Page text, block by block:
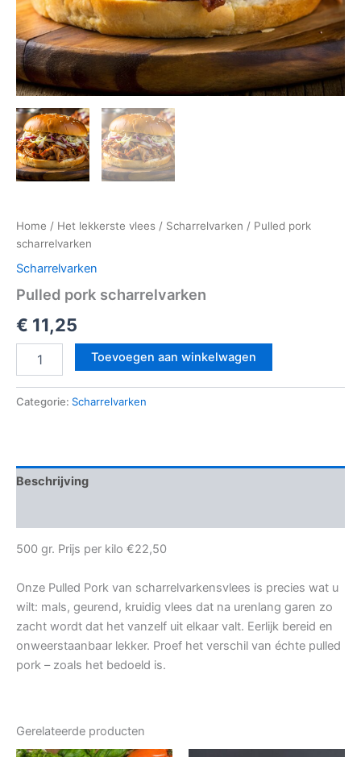
Home / Het lekkerste vlees / Scharrelvarken / Pulled pork
scharrelvarken
Scharrelvarken
Pulled pork scharrelvarken
€ 11,25
Toevoegen aan winkelwagen
Categorie: Scharrelvarken
Beschrijving
500 gr. Prijs per kilo €22,50
Onze Pulled Pork van scharrelvarkensvlees is precies wat u
wilt: mals, geurend, kruidig vlees dat na urenlang garen zo
zacht wordt dat het vanzelf uit elkaar valt. Eerlijk bereid en
onweerstaanbaar lekker. Proef het verschil van échte pulled
pork – zoals het bedoeld is.
Gerelateerde producten